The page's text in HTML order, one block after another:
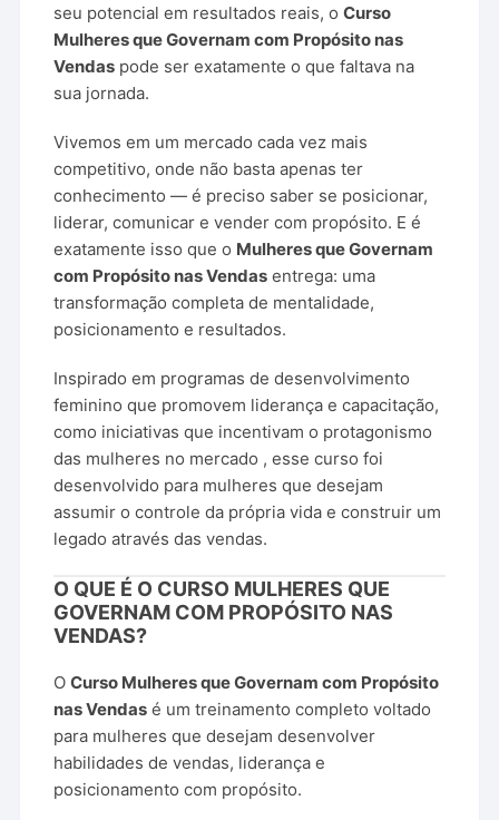
seu potencialem resultados reais,oCurso
MulheresqueGovernamcom Propósito nas
Vendas pode serexatamenteoquefaltava na
sua jornada.
Vivemosem um mercadocadavez mais
competitivo,onde não bastaapenaster
conhecimento —é preciso saber se posicionar,
liderar,comunicarevendercom propósito. Eé
exatamente issoqueo MulheresqueGovernam
com Propósito nasVendas entrega: uma
transformaçãocompletade mentalidade,
posicionamentoe resultados.
Inspiradoem programasdedesenvolvimento
femininoque promovem liderançaecapacitação,
como iniciativasque incentivamo protagonismo
das mulheres no mercado ,essecursofoi
desenvolvido para mulheresquedesejam
assumirocontroleda própriavidaeconstruir um
legadoatravésdasvendas.
O QUE É O CURSO MULHERES QUE
GOVERNAM COM PROPÓSITO NAS
VENDAS?
OCurso MulheresqueGovernamcom Propósito
nasVendas é umtreinamentocompletovoltado
para mulheresquedesejamdesenvolver
habilidadesdevendas, liderançae
posicionamentocom propósito.